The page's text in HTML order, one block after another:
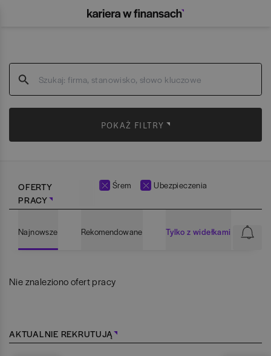
POKAŻ FILTRY
OFERTY
PRACY
Śrem Ubezpieczenia
Najnowsze Rekomendowane Tylko z widełkami
Nie znaleziono ofert pracy
AKTUALNIE REKRUTUJĄ